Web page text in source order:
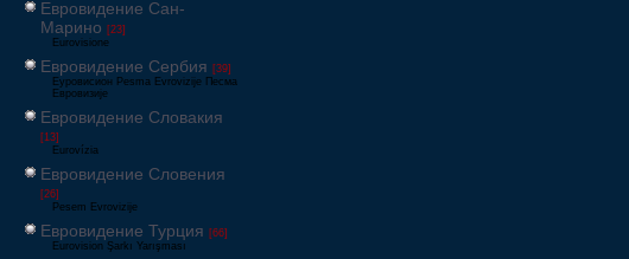
Евровидение Сан-
Марино [23]
Eurovisione
Евровидение Сербия [39]
Еуровисион Pesma Evrovizije Песма
Евровизије
Евровидение Словакия
[13]
Eurovízia
Евровидение Словения
[26]
Pesem Evrovizije
Евровидение Турция [66]
Eurovision Şarkı Yarışması